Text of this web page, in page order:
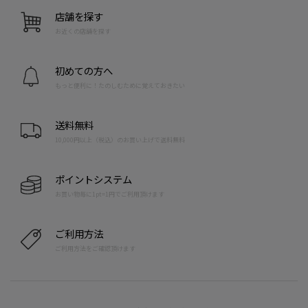
店舗を探す
お近くの店舗を探す
初めての方へ
もっと便利に！たのしむために覚えておきたい
送料無料
10,000円以上（税込）のお買い上げで送料無料
ポイントシステム
お買い物毎に1pt=1円でご利用頂けます
ご利用方法
ご利用方法をご確認頂けます